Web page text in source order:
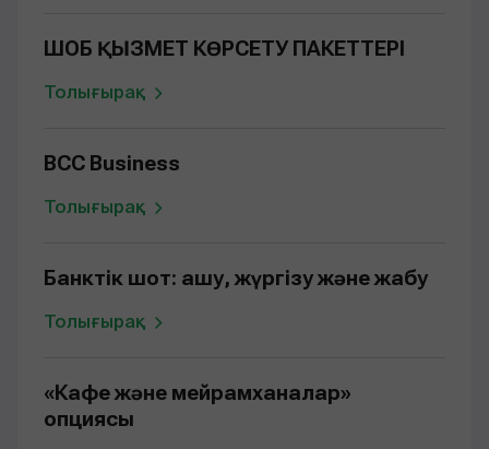
ШОБ ҚЫЗМЕТ КӨРСЕТУ ПАКЕТТЕРІ
Толығырақ
BCC Business
Толығырақ
Банктік шот: ашу, жүргізу және жабу
Толығырақ
«Кафе және мейрамханалар»
опциясы